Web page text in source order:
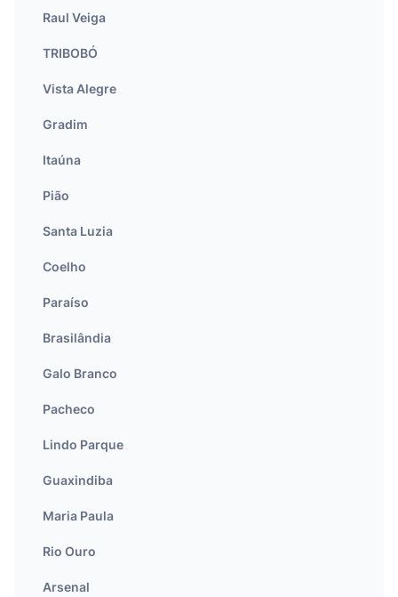
Raul Veiga
TRIBOBÓ
Vista Alegre
Gradim
Itaúna
Pião
Santa Luzia
Coelho
Paraíso
Brasilândia
Galo Branco
Pacheco
Lindo Parque
Guaxindiba
Maria Paula
Rio Ouro
Arsenal